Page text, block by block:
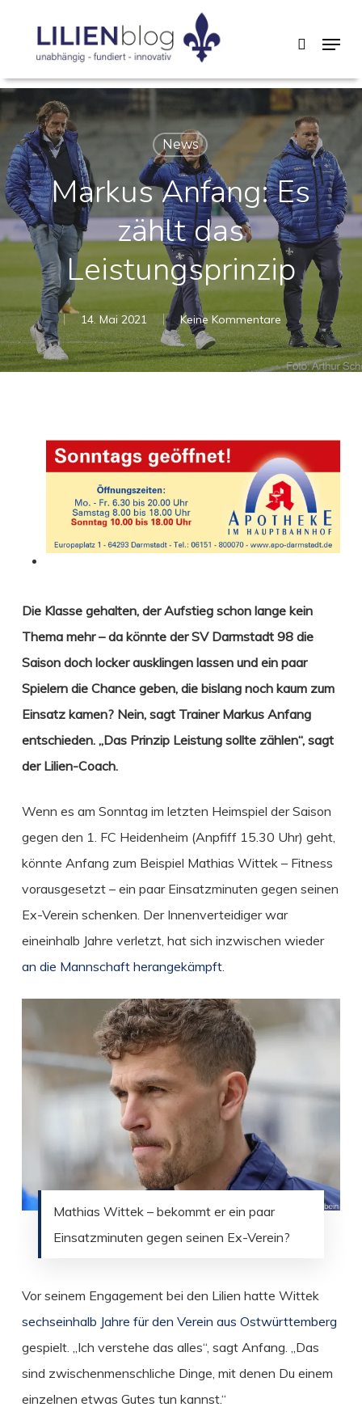
content
search
Menu
News
Markus Anfang: Es
zählt das
Leistungsprinzip
14. Mai 2021 Keine Kommentare
Die Klasse gehalten, der Aufstieg schon lange kein
Thema mehr – da könnte der SV Darmstadt 98 die
Saison doch locker ausklingen lassen und ein paar
Spielern die Chance geben, die bislang noch kaum zum
Einsatz kamen? Nein, sagt Trainer Markus Anfang
entschieden. „Das Prinzip Leistung sollte zählen“, sagt
der Lilien-Coach.
Wenn es am Sonntag im letzten Heimspiel der Saison
gegen den 1. FC Heidenheim (Anpfiff 15.30 Uhr) geht,
könnte Anfang zum Beispiel Mathias Wittek – Fitness
vorausgesetzt – ein paar Einsatzminuten gegen seinen
Ex-Verein schenken. Der Innenverteidiger war
eineinhalb Jahre verletzt, hat sich inzwischen wieder
an die Mannschaft herangekämpft.
Mathias Wittek – bekommt er ein paar
Einsatzminuten gegen seinen Ex-Verein?
Vor seinem Engagement bei den Lilien hatte Wittek
sechseinhalb Jahre für den Verein aus Ostwürttemberg
gespielt. „Ich verstehe das alles“, sagt Anfang. „Das
sind zwischenmenschliche Dinge, mit denen Du einem
einzelnen etwas Gutes tun kannst.“